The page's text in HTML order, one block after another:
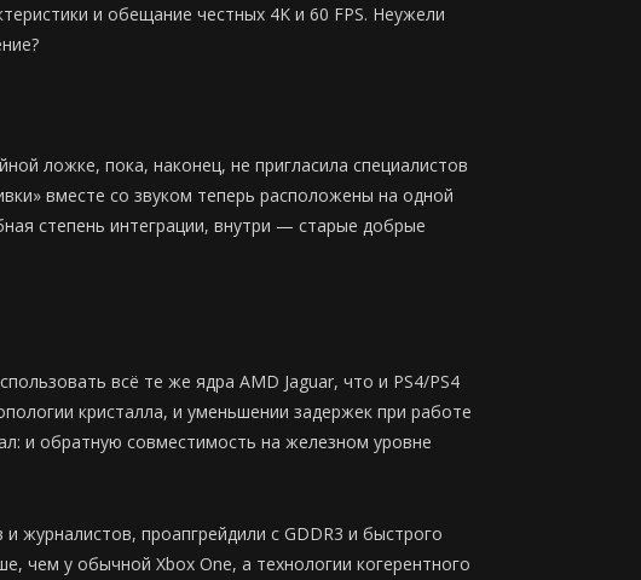
и обещание честных 4K и 60 FPS. Неужели
ложке, пока, наконец, не пригласила специалистов
вместе со звуком теперь расположены на одной
степень интеграции, внутри — старые добрые
всё те же ядра AMD Jaguar, что и PS4/PS4
кристалла, и уменьшении задержек при работе
и обратную совместимость на железном уровне
журналистов, проапгрейдили с GDDR3 и быстрого
чем у обычной Xbox One, а технологии когерентного